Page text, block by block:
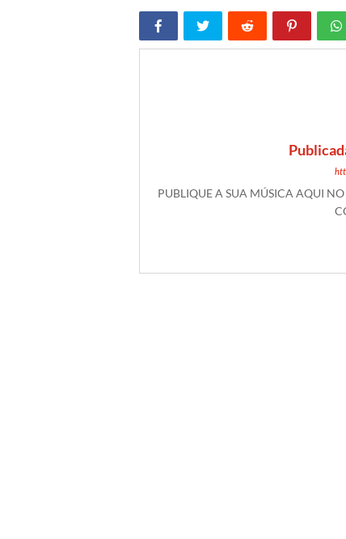
PUBLIQUE A SUA MÚSICA AQUI